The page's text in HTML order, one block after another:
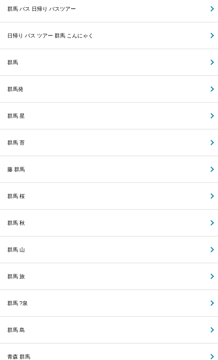
群馬 バス 日帰り バスツアー
日帰り バス ツアー 群馬 こんにゃく
群馬
群馬発
群馬 星
群馬 苔
藤 群馬
群馬 桜
群馬 秋
群馬 山
群馬 旅
群馬 ?泉
群馬 島
青森 群馬